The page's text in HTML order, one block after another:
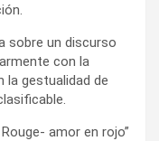
sobre un discurso
con la
la gestualidad de
amor en rojo”